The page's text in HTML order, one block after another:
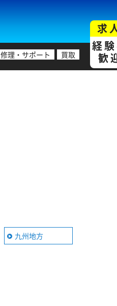
修理・サポート 買取
求
経
歓
九州地方